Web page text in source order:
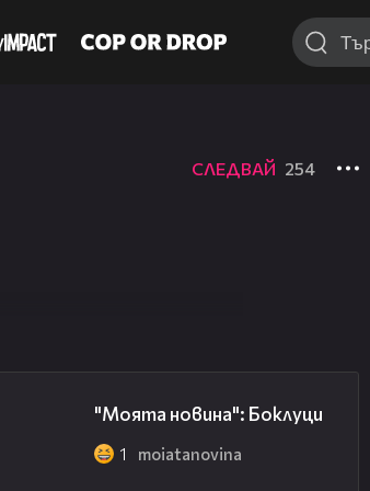
СЛЕДВАЙ 254
"Моята новина": Боклуци
1 moiatanovina